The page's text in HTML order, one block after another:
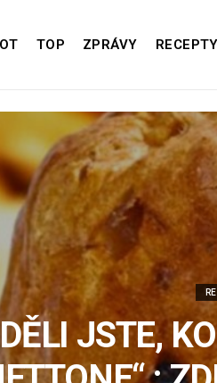
TOP ZPRÁVY RECEPTY
JSTE,